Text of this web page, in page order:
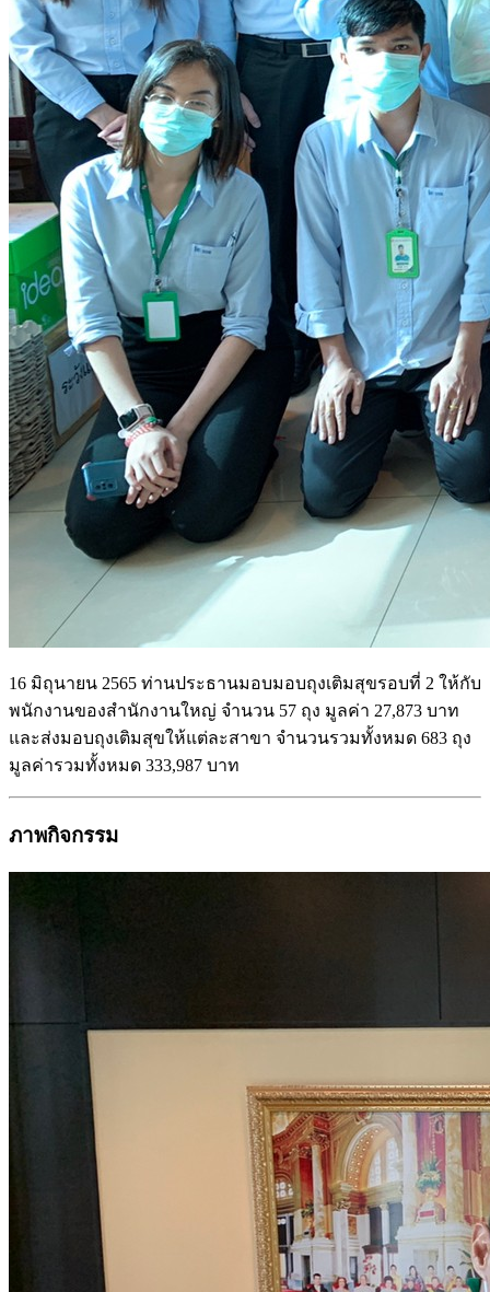
16 มิถุนายน 2565 ท่านประธานมอบมอบถุงเติมสุขรอบที่ 2 ให้กับ
พนักงานของสำนักงานใหญ่ จำนวน 57 ถุง มูลค่า 27,873 บาท
และส่งมอบถุงเติมสุขให้แต่ละสาขา จำนวนรวมทั้งหมด 683 ถุง
มูลค่ารวมทั้งหมด 333,987 บาท
ภาพกิจกรรม